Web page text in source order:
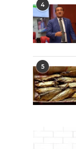
4
5